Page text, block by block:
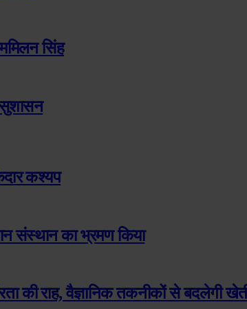
सिंह
सुशासन
कश्यप
संस्थान का भ्रमण किया
की राह, वैज्ञानिक तकनीकों से बदलेगी